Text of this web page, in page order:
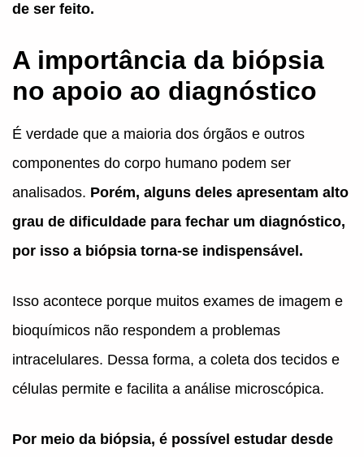
de ser feito.
A importância da biópsia
no apoio ao diagnóstico
É verdade que a maioria dos órgãos e outros
componentes do corpo humano podem ser
analisados. Porém, alguns deles apresentam alto
grau de dificuldade para fechar um diagnóstico,
por isso a biópsia torna-se indispensável.
Isso acontece porque muitos exames de imagem e
bioquímicos não respondem a problemas
intracelulares. Dessa forma, a coleta dos tecidos e
células permite e facilita a análise microscópica.
Por meio da biópsia, é possível estudar desde